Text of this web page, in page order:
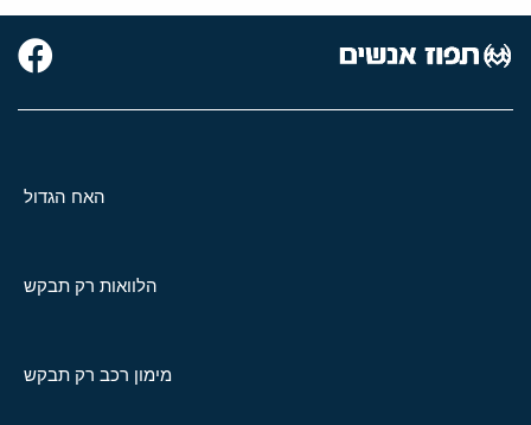
האח הגדול
הלוואות רק תבקש
מימון רכב רק תבקש